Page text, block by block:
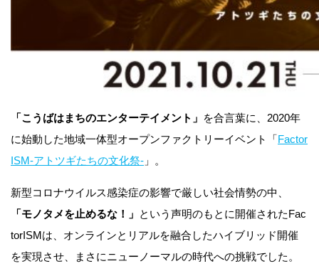
「こうばはまちのエンターテイメント」 を合言葉に、2020年
に始動した地域一体型オープンファクトリーイベント「Factor
ISM-アトツギたちの文化祭- 」。
新型コロナウイルス感染症の影響で厳しい社会情勢の中、
「モノタメを止めるな！」 という声明のもとに開催されたFac
torISMは、オンラインとリアルを融合したハイブリッド開催
を実現させ、まさにニューノーマルの時代への挑戦でした。